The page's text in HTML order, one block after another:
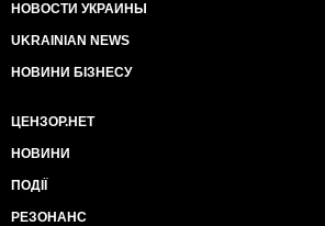
НОВОСТИ УКРАИНЫ
UKRAINIAN NEWS
НОВИНИ БІЗНЕСУ
ЦЕНЗОР.НЕТ
НОВИНИ
ПОДІЇ
РЕЗОНАНС